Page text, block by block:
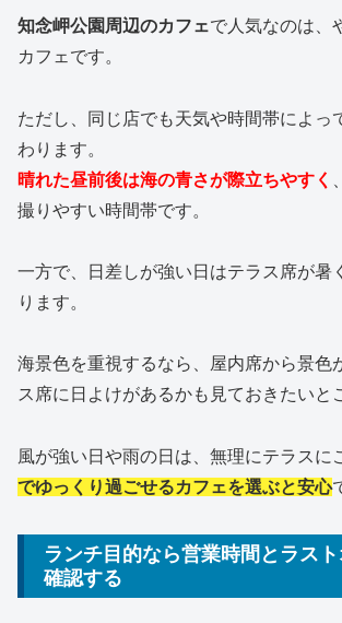
知念岬公園周辺のカフェで人気なのは、
カフェです。
ただし、同じ店でも天気や時間帯によっ
わります。
晴れた昼前後は海の青さが際立ちやすく
撮りやすい時間帯です。
一方で、日差しが強い日はテラス席が暑
ります。
海景色を重視するなら、屋内席から景色
ス席に日よけがあるかも見ておきたいと
風が強い日や雨の日は、無理にテラスに
でゆっくり過ごせるカフェを選ぶと安心
ランチ目的なら営業時間とラス
確認する